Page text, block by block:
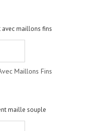
Maillons Fins